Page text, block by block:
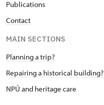
Publications
Contact
MAIN SECTIONS
Planning a trip?
Repairing a historical building?
NPÚ and heritage care